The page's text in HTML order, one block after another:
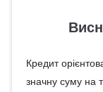
Кредит
значну суму на